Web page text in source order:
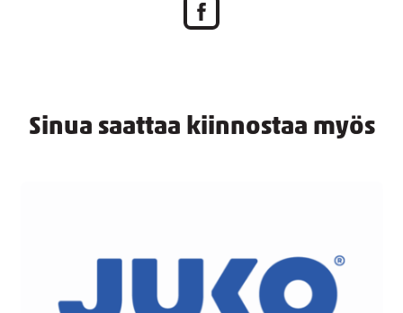
Sinua saattaa kiinnostaa myös